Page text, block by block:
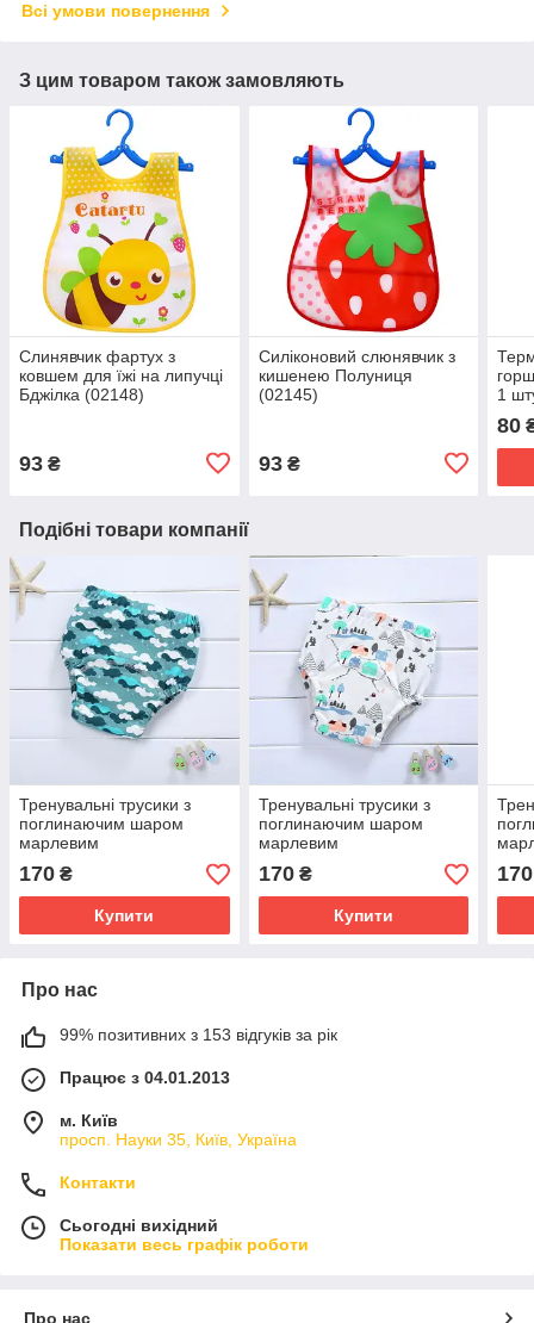
Всі умови повернення
З цим товаром також замовляють
Слинявчик фартух з
ковшем для їжі на липучці
Бджілка (02148)
93 ₴
Силіконовий слюнявчик з
кишенею Полуниця
(02145)
93₴
1
80
Подібні товари компанії
Тренувальні трусики з
поглинаючим шаром
марлевим
170 ₴
Купити
Тренувальні трусики з
поглинаючим шаром
марлевим
170₴
Купити
170
Про нас
99% позитивних з 153 відгуків за рік
Працює з 04.01.2013
м. Київ
просп. Науки 35, Київ, Україна
Контакти
Сьогодні вихідний
Показати весь графік роботи
Про нас